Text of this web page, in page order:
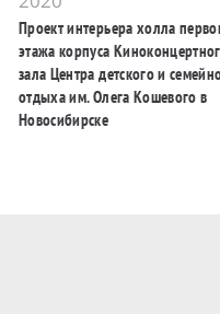
Проект интерьера холла
этажа корпуса
зала Центра детского и
отдыха им. Олега Кошевого в
Новосибирске